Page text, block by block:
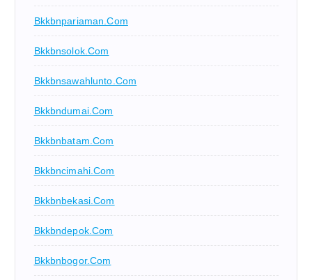
Bkkbnpariaman.com
Bkkbnsolok.com
Bkkbnsawahlunto.com
Bkkbndumai.com
Bkkbnbatam.com
Bkkbncimahi.com
Bkkbnbekasi.com
Bkkbndepok.com
Bkkbnbogor.com